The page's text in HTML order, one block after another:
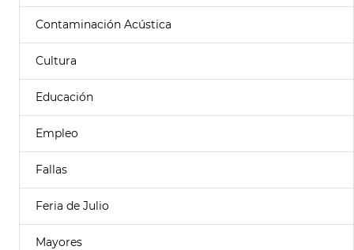
Contaminación Acústica
Cultura
Educación
Empleo
Fallas
Feria de Julio
Mayores